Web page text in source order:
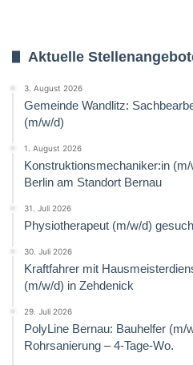
Aktuelle
3. August 2026
Gemeinde Wandlitz:
(m/w/d)
1. August 2026
Konstruktionsmechaniker:in
Berlin am Standort Bernau
31. Juli 2026
Physiotherapeut (m/w/d)
30. Juli 2026
Kraftfahrer mit
(m/w/d) in Zehdenick
29. Juli 2026
PolyLine Bernau: Bauhelfer (m/
Rohrsanierung – 4-Tage-Wo.